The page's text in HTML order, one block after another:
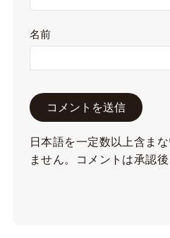
名前
日本語を一定数以上含ま
ません。コメントは承認後